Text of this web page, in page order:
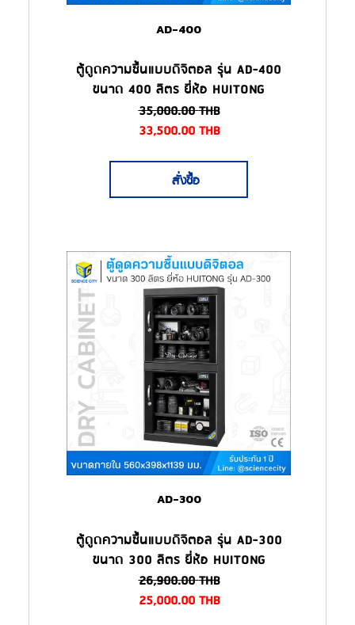
AD-400
ตู้ดูดความชื้นแบบดิจิตอล รุ่น AD-400
ขนาด 400 ลิตร ยี่ห้อ HUITONG
35,000.00THB
33,500.00THB
สั่งซื้อ
AD-300
ตู้ดูดความชื้นแบบดิจิตอล รุ่น AD-300
ขนาด 300 ลิตร ยี่ห้อ HUITONG
26,900.00THB
25,000.00THB